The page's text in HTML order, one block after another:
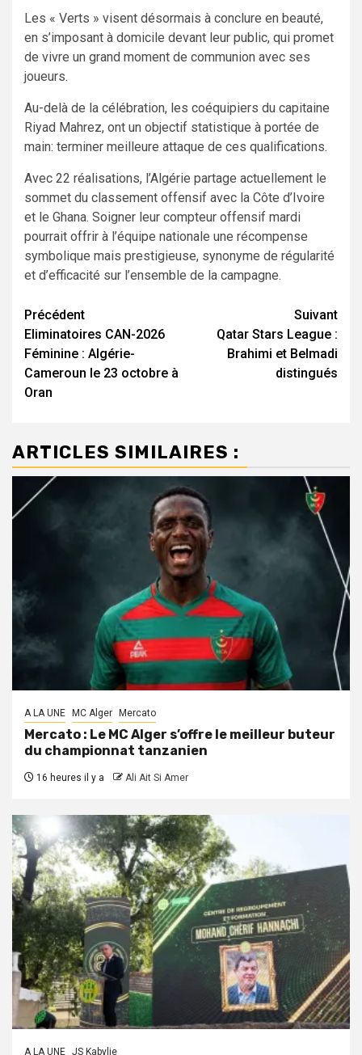
Les « Verts » visent désormais à conclure en beauté,
en s’imposant à domicile devant leur public, qui promet
de vivre un grand moment de communion avec ses
joueurs.
Au-delà de la célébration, les coéquipiers du capitaine
Riyad Mahrez, ont un objectif statistique à portée de
main: terminer meilleure attaque de ces qualifications.
Avec 22 réalisations, l’Algérie partage actuellement le
sommet du classement offensif avec la Côte d’Ivoire
et le Ghana. Soigner leur compteur offensif mardi
pourrait offrir à l’équipe nationale une récompense
symbolique mais prestigieuse, synonyme de régularité
et d’efficacité sur l’ensemble de la campagne.
Navigation
d’article
Précédent
Eliminatoires CAN-2026
Féminine : Algérie-
Cameroun le 23 octobre à
Oran
Suivant
Qatar Stars League :
Brahimi et Belmadi
distingués
ARTICLES SIMILAIRES :
A LA UNE MC Alger Mercato
Mercato : Le MC Alger s’offre le meilleur buteur
du championnat tanzanien
16 heures il y a Ali Ait Si Amer
A LA UNE JS Kabylie